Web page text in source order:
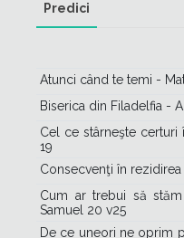
Predici
Atunci când te temi -
Biserica din Filadelfia -
Cel ce stârneşte
19
Consecvenţi în
Cum ar trebui să
Samuel 20 v25
De ce uneori ne oprim